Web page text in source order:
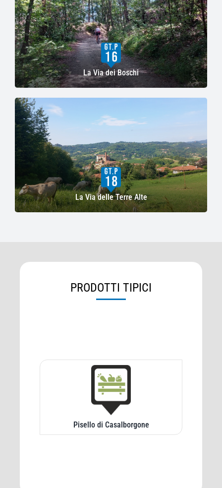
La Via dei Boschi
La Via delle Terre Alte
PRODOTTI TIPICI
Pisello di Casalborgone